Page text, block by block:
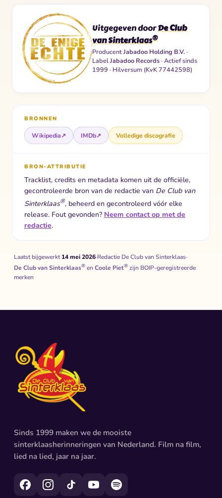
Uitgegeven doorDe Club
van Sinterklaas®
ProducentJabadoo Holding B.V.·
LabelJabadoo Records· Actief sinds
1999 · Hilversum (KvK 77442598)
BRONNEN
Wikipedia↗ IMDb↗ Volledige discografie
BRON-ATTRIBUTIE
Tracklist, credits en metadata komen uit de officiële,
gecontroleerde bron van de redactie van De Club van
Sinterklaas®, beheerd en gecontroleerd vóór elke
release. Fout gevonden? Neem contact op met de
redactie.
Laatst bijgewerkt14 mei 2026·Redactie De Club van Sinterklaas·
De Club van Sinterklaas® enCoole Piet® zijn BOIP-geregistreerde
merken
Sinds 1999 maken we de mooiste
sinterklaasherinneringen van Nederland. Film na film,
lied na lied, jaar na jaar.